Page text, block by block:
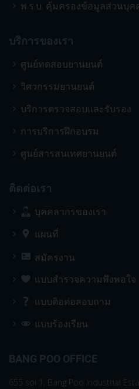
พ.ร.บ. คุ้มครองข้อมูลส่วนบุค
บริการของเรา
ศูนย์ทดสอบยานยนต์
วิศวกรรมยานยนต์
บริการตรวจสอบและรับรอง
การบริการฝึกอบรม
ศูนย์สารสนเทศยานยนต์
ติดต่อเรา
บุคคลากรของเรา
แผนที่
สมัครงาน
แบบสำรวจความพึงพอใจ
แบบติอต่อสอบถาม
แบบร้องเรียน
BANG POO OFFICE
655 soi 1, Bang Poo Industrial